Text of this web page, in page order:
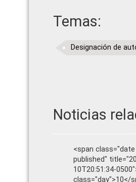
Temas:
Designación de
Noticias
<span
published"
10T20:51:34-
class="day">10</